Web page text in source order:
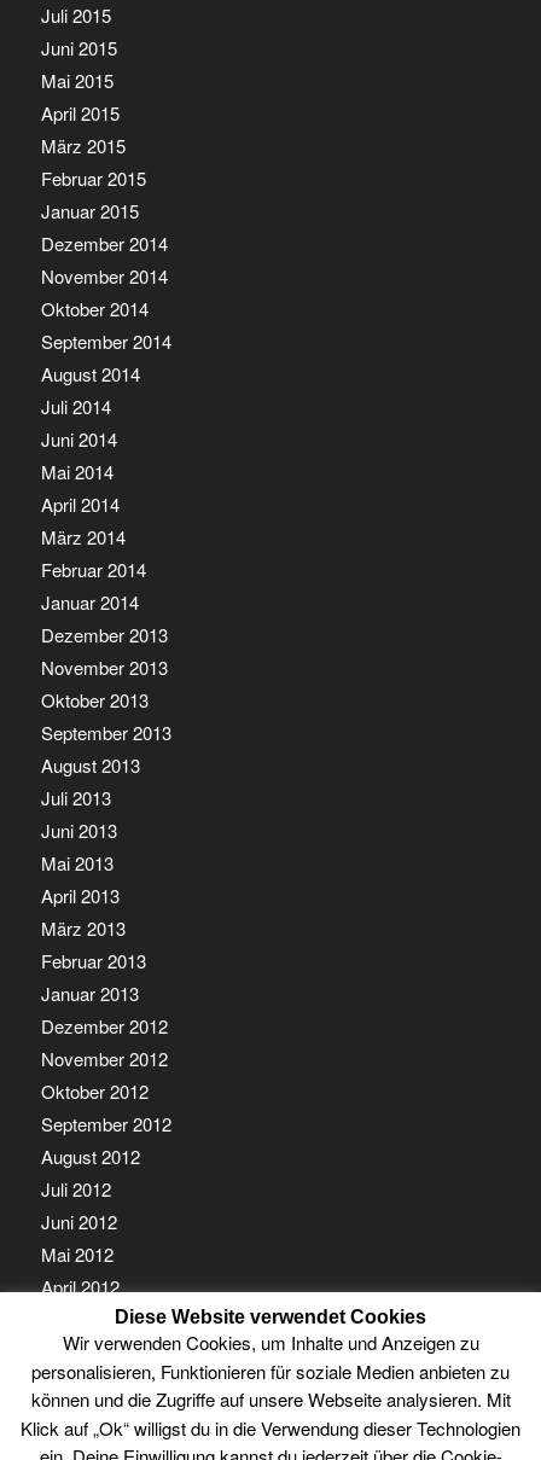
Juli 2015
Juni 2015
Mai 2015
April 2015
März 2015
Februar 2015
Januar 2015
Dezember 2014
November 2014
Oktober 2014
September 2014
August 2014
Juli 2014
Juni 2014
Mai 2014
April 2014
März 2014
Februar 2014
Januar 2014
Dezember 2013
November 2013
Oktober 2013
September 2013
August 2013
Juli 2013
Juni 2013
Mai 2013
April 2013
März 2013
Februar 2013
Januar 2013
Dezember 2012
November 2012
Oktober 2012
September 2012
August 2012
Juli 2012
Juni 2012
Mai 2012
April 2012
März 2012
Februar 2012
Januar 2012
Diese Website verwendet Cookies
Wir verwenden Cookies, um Inhalte und Anzeigen zu
personalisieren, Funktionieren für soziale Medien anbieten zu
können und die Zugriffe auf unsere Webseite analysieren. Mit
Klick auf „Ok“ willigst du in die Verwendung dieser Technologien